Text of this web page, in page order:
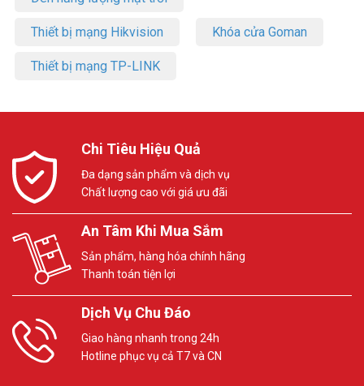
Thiết bị mạng Hikvision Khóa cửa Goman
Thiết bị mạng TP-LINK
Chi Tiêu Hiệu Quả
Đa dạng sản phẩm và dịch vụ
Chất lượng cao với giá ưu đãi
An Tâm Khi Mua Sắm
Sản phẩm, hàng hóa chính hãng
Thanh toán tiện lợi
Dịch Vụ Chu Đáo
Giao hàng nhanh trong 24h
Hotline phục vụ cả T7 và CN